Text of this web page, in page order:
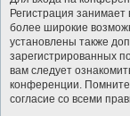
Регистрация занимает
более широкие
установлены также
зарегистрированных
вам следует
конференции.
согласие со всеми